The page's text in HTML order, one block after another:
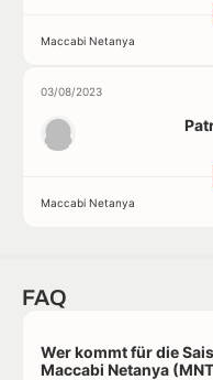
Maccabi Netanya
03/08/2023
Maccabi Netanya
FAQ
Wer kommt für die
Maccabi Netanya